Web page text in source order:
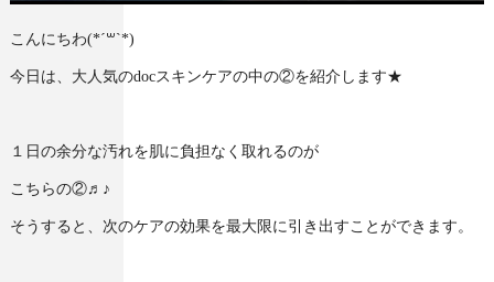
こんにちわ(*´꒳`*)
今日は、大人気のdocスキンケアの中の②を紹介します★
１日の余分な汚れを肌に負担なく取れるのが
こちらの②♬♪
そうすると、次のケアの効果を最大限に引き出すことができます。